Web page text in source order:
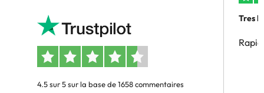
4.5 sur 5 sur la base de 1658 commentaires
Tres